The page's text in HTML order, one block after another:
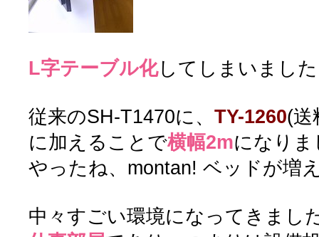
L字テーブル化してしまいまし
従来のSH-T1470に、 TY-1260(送
に加えることで横幅2mになりま
やったね、montan! ベッドが増
中々すごい環境になってきまし